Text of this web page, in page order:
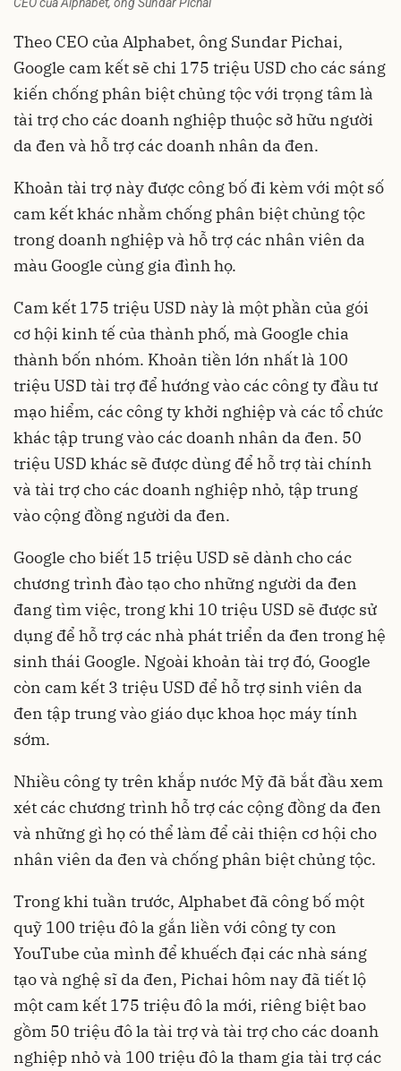
Theo CEO của Alphabet, ông Sundar Pichai,
Google cam kết sẽ chi 175 triệu USD cho các sáng
kiến chống phân biệt chủng tộc với trọng tâm là
tài trợ cho các doanh nghiệp thuộc sở hữu người
da đen và hỗ trợ các doanh nhân da đen.
Khoản tài trợ này được công bố đi kèm với một số
cam kết khác nhằm chống phân biệt chủng tộc
trong doanh nghiệp và hỗ trợ các nhân viên da
màu Google cùng gia đình họ.
Cam kết 175 triệu USD này là một phần của gói
cơ hội kinh tế của thành phố, mà Google chia
thành bốn nhóm. Khoản tiền lớn nhất là 100
triệu USD tài trợ để hướng vào các công ty đầu tư
mạo hiểm, các công ty khởi nghiệp và các tổ chức
khác tập trung vào các doanh nhân da đen. 50
triệu USD khác sẽ được dùng để hỗ trợ tài chính
và tài trợ cho các doanh nghiệp nhỏ, tập trung
vào cộng đồng người da đen.
Google cho biết 15 triệu USD sẽ dành cho các
chương trình đào tạo cho những người da đen
đang tìm việc, trong khi 10 triệu USD sẽ được sử
dụng để hỗ trợ các nhà phát triển da đen trong hệ
sinh thái Google. Ngoài khoản tài trợ đó, Google
còn cam kết 3 triệu USD để hỗ trợ sinh viên da
đen tập trung vào giáo dục khoa học máy tính
sớm.
Nhiều công ty trên khắp nước Mỹ đã bắt đầu xem
xét các chương trình hỗ trợ các cộng đồng da đen
và những gì họ có thể làm để cải thiện cơ hội cho
nhân viên da đen và chống phân biệt chủng tộc.
Trong khi tuần trước, Alphabet đã công bố một
quỹ 100 triệu đô la gắn liền với công ty con
YouTube của mình để khuếch đại các nhà sáng
tạo và nghệ sĩ da đen, Pichai hôm nay đã tiết lộ
một cam kết 175 triệu đô la mới, riêng biệt bao
gồm 50 triệu đô la tài trợ và tài trợ cho các doanh
nghiệp nhỏ và 100 triệu đô la tham gia tài trợ các